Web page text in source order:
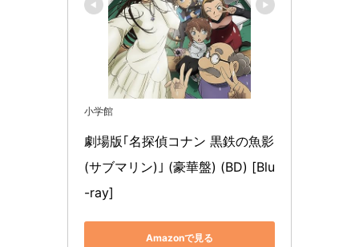
小学館
劇場版｢名探偵コナン 黒鉄の魚影
(サブマリン)｣ (豪華盤) (BD) [Blu
-ray]
Amazonで見る